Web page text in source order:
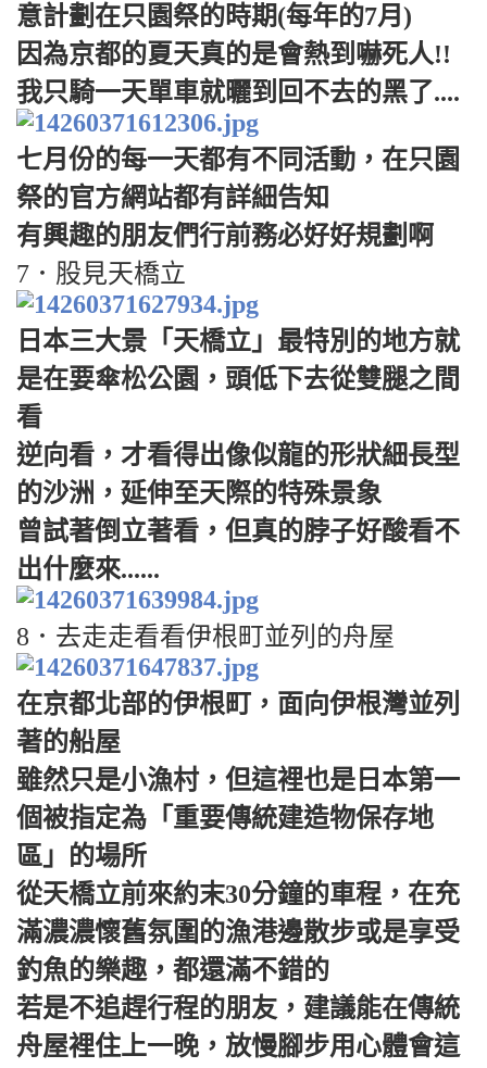
意計劃在只園祭的時期(每年的7月)
因為京都的夏天真的是會熱到嚇死人!!
我只騎一天單車就曬到回不去的黑了....
七月份的每一天都有不同活動，在只園
祭的官方網站都有詳細告知
有興趣的朋友們行前務必好好規劃啊
7．股見天橋立
日本三大景「天橋立」最特別的地方就
是在要傘松公園，頭低下去從雙腿之間
看
逆向看，才看得出像似龍的形狀細長型
的沙洲，延伸至天際的特殊景象
曾試著倒立著看，但真的脖子好酸看不
出什麼來......
8．去走走看看伊根町並列的舟屋
在京都北部的伊根町，面向伊根灣並列
著的船屋
雖然只是小漁村，但這裡也是日本第一
個被指定為「重要傳統建造物保存地
區」的場所
從天橋立前來約末30分鐘的車程，在充
滿濃濃懷舊氛圍的漁港邊散步或是享受
釣魚的樂趣，都還滿不錯的
若是不追趕行程的朋友，建議能在傳統
舟屋裡住上一晚，放慢腳步用心體會這